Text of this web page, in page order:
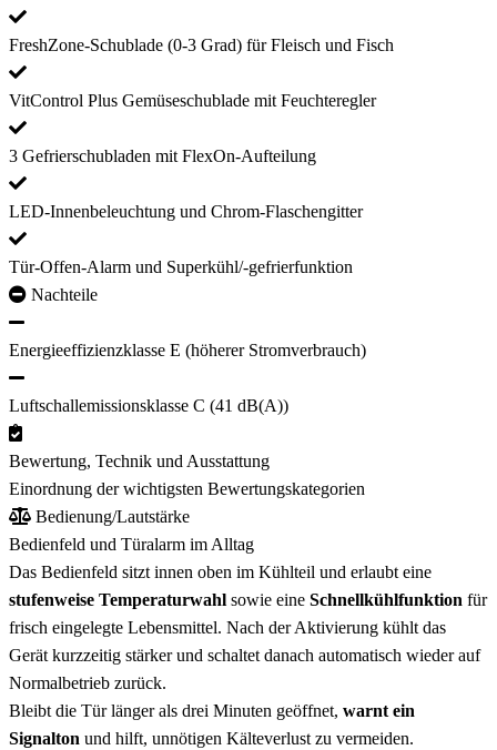
FreshZone-Schublade (0-3 Grad) für Fleisch und Fisch
VitControl Plus Gemüseschublade mit Feuchteregler
3 Gefrierschubladen mit FlexOn-Aufteilung
LED-Innenbeleuchtung und Chrom-Flaschengitter
Tür-Offen-Alarm und Superkühl/-gefrierfunktion
Nachteile
Energieeffizienzklasse E (höherer Stromverbrauch)
Luftschallemissionsklasse C (41 dB(A))
Bewertung, Technik und Ausstattung
Einordnung der wichtigsten Bewertungskategorien
Bedienung/Lautstärke
Bedienfeld und Türalarm im Alltag
Das Bedienfeld sitzt innen oben im Kühlteil und erlaubt eine
stufenweise Temperaturwahl sowie eine Schnellkühlfunktion für
frisch eingelegte Lebensmittel. Nach der Aktivierung kühlt das
Gerät kurzzeitig stärker und schaltet danach automatisch wieder auf
Normalbetrieb zurück.
Bleibt die Tür länger als drei Minuten geöffnet, warnt ein
Signalton und hilft, unnötigen Kälteverlust zu vermeiden.